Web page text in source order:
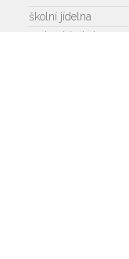
školní jídelna
mateřská škola